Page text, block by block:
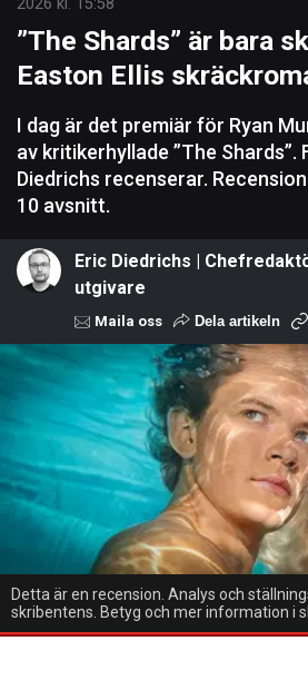
2026 kl. 15:58
”The Shards” är bara
Easton Ellis
I dag är det premiär för Ryan
av kritikerhyllade ”The Shards”.
Diedrichs recenserar.
10 avsnitt.
Eric Diedrichs |
utgivare
Maila oss Dela artikeln
Detta är en recension. Analys och
skribentens. Betyg och mer information i